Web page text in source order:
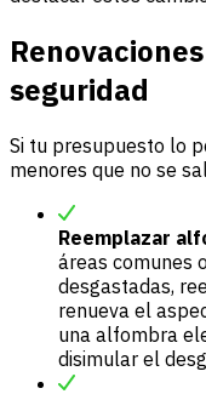
seguridad
Si tu presupuesto lo
menores que no se
Reemplazar
áreas comunes
desgastadas,
renueva el
una alfombra
disimular el